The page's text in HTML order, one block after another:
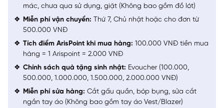
mác, chưa qua sử dụng, giặt (Không bao gồm đồ lót)
Miễn phí vận chuyển: Thứ 7, Chủ nhật hoặc cho đơn từ
500.000 VNĐ
Tích điểm ArisPoint khi mua hàng: 100.000 VNĐ tiền mua
hàng = 1 Arispoint = 2.000 VNĐ
Chính sách quà tặng sinh nhật: Evoucher (100.000,
500.000, 1.000.000, 1.500.000, 2.000.000 VNĐ)
Miễn phí sửa hàng: Cắt gấu quần, bóp bụng, sửa cắt
ngắn tay áo (Không bao gồm tay áo Vest/Blazer)